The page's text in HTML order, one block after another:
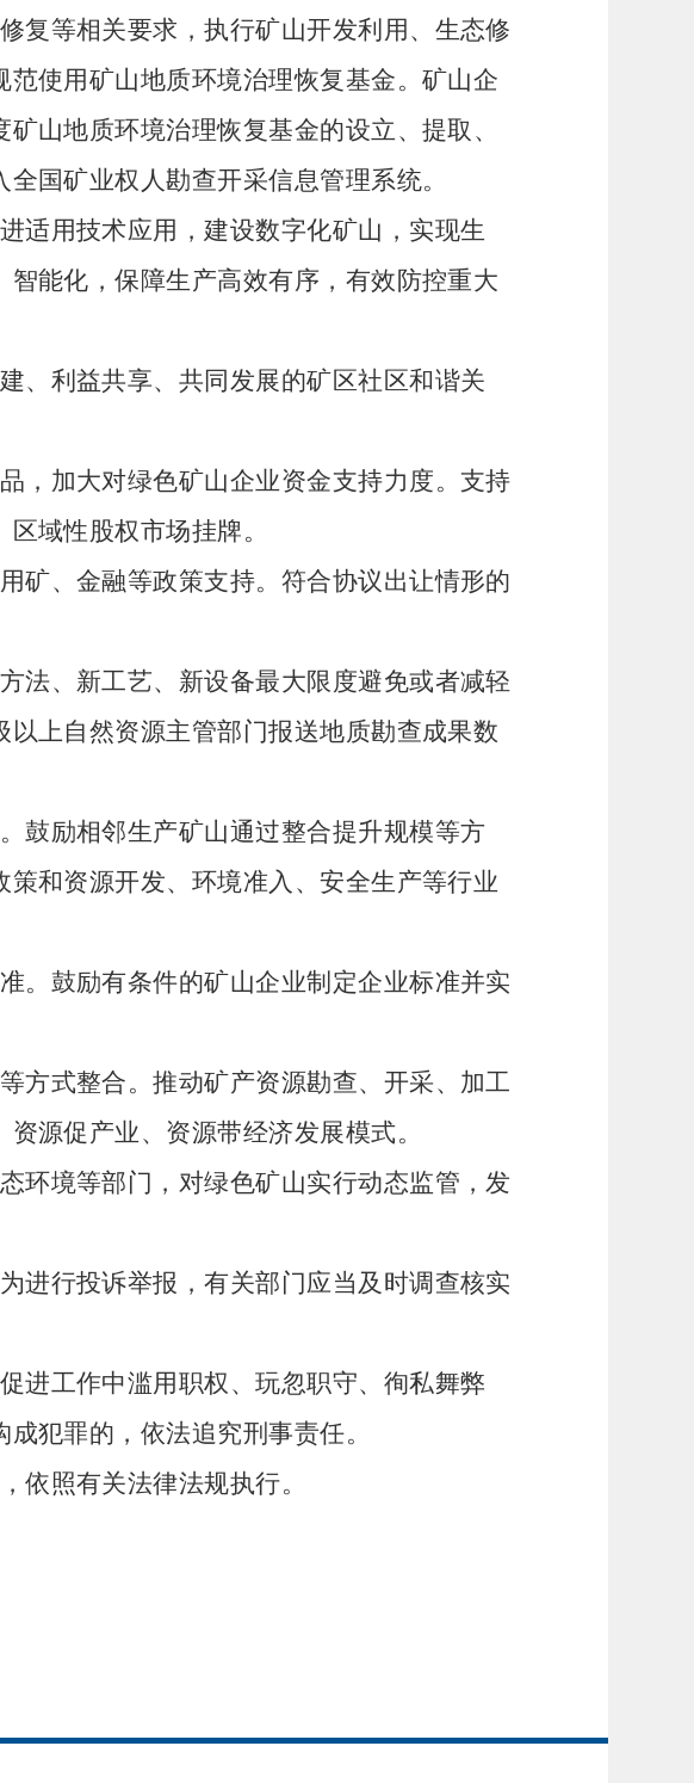
复等相关要求，执行矿山开发利用、生态修
使用矿山地质环境治理恢复基金。矿山企
山地质环境治理恢复基金的设立、提取、
国矿业权人勘查开采信息管理系统。
适用技术应用，建设数字化矿山，实现生
能化，保障生产高效有序，有效防控重大
、利益共享、共同发展的矿区社区和谐关
，加大对绿色矿山企业资金支持力度。支持
域性股权市场挂牌。
矿、金融等政策支持。符合协议出让情形的
法、新工艺、新设备最大限度避免或者减轻
上自然资源主管部门报送地质勘查成果数
鼓励相邻生产矿山通过整合提升规模等方
和资源开发、环境准入、安全生产等行业
。鼓励有条件的矿山企业制定企业标准并实
方式整合。推动矿产资源勘查、开采、加工
源促产业、资源带经济发展模式。
环境等部门，对绿色矿山实行动态监管，发
进行投诉举报，有关部门应当及时调查核实
进工作中滥用职权、玩忽职守、徇私舞弊
犯罪的，依法追究刑事责任。
依照有关法律法规执行。